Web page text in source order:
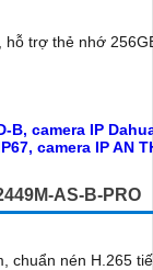
trợ thẻ nhớ
AS-B-PRO
chuẩn nén H.265